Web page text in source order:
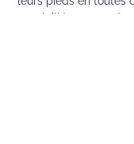
ensoleillé, permet de